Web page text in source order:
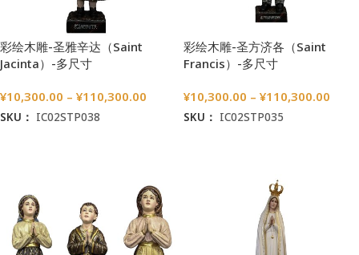
彩绘木雕-圣雅辛达（Saint
Jacinta）-多尺寸
¥10,300.00 – ¥110,300.00
SKU： IC02STP038
彩绘木雕-圣方济各（Saint
Francis）-多尺寸
¥10,300.00 – ¥110,300.00
SKU： IC02STP035